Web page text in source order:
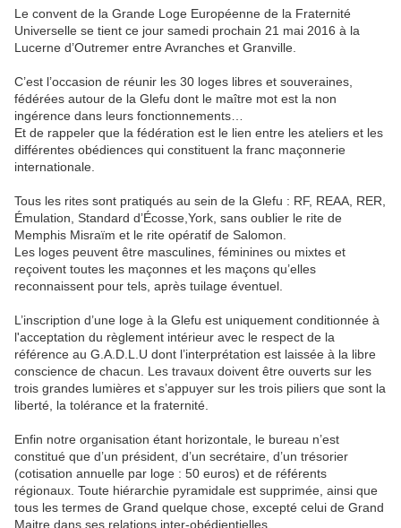
Le convent de la Grande Loge Européenne de la Fraternité
Universelle se tient ce jour samedi prochain 21 mai 2016 à la
Lucerne d’Outremer entre Avranches et Granville.
C’est l’occasion de réunir les 30 loges libres et souveraines,
fédérées autour de la Glefu dont le maître mot est la non
ingérence dans leurs fonctionnements…
Et de rappeler que la fédération est le lien entre les ateliers et les
différentes obédiences qui constituent la franc maçonnerie
internationale.
Tous les rites sont pratiqués au sein de la Glefu : RF, REAA, RER,
Émulation, Standard d’Écosse,York, sans oublier le rite de
Memphis Misraïm et le rite opératif de Salomon.
Les loges peuvent être masculines, féminines ou mixtes et
reçoivent toutes les maçonnes et les maçons qu’elles
reconnaissent pour tels, après tuilage éventuel.
L’inscription d’une loge à la Glefu est uniquement conditionnée à
l'acceptation du règlement intérieur avec le respect de la
référence au G.A.D.L.U dont l’interprétation est laissée à la libre
conscience de chacun. Les travaux doivent être ouverts sur les
trois grandes lumières et s’appuyer sur les trois piliers que sont la
liberté, la tolérance et la fraternité.
Enfin notre organisation étant horizontale, le bureau n’est
constitué que d’un président, d’un secrétaire, d’un trésorier
(cotisation annuelle par loge : 50 euros) et de référents
régionaux. Toute hiérarchie pyramidale est supprimée, ainsi que
tous les termes de Grand quelque chose, excepté celui de Grand
Maitre dans ses relations inter-obédientielles.